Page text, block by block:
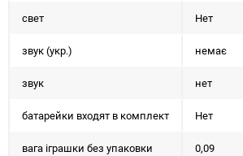
свет Нет
звук (укр.) немає
звук нет
батарейки входят в комплект Нет
вага іграшки без упаковки 0,09